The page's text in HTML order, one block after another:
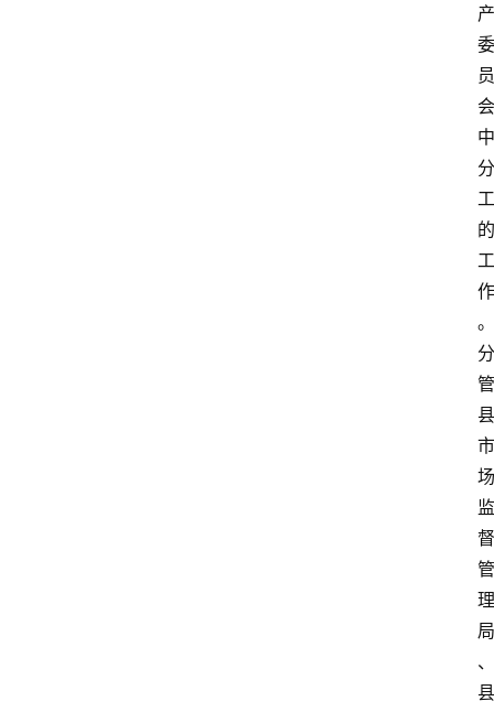
产
委
员
会
中
分
工
的
工
作
。
分
管
县
市
场
监
督
管
理
局
、
县